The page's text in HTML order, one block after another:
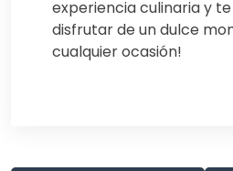
experiencia culinaria y
disfrutar de un dulce
cualquier ocasión!